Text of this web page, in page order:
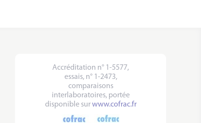
Accréditation n° 1-5577,
essais, n° 1-2473,
comparaisons
interlaboratoires, portée
disponible surwww.cofrac.fr